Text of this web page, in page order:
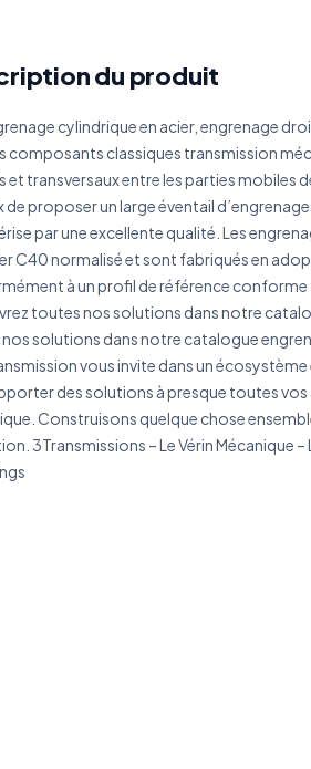
du produit
cylindrique en acier, engrenage
composants classiques transmission
transversaux entre les parties mobiles
de proposer un large éventail
par une excellente qualité. Les
C40 normalisé et sont fabriqués en
à un profil de référence conforme
toutes nos solutions dans notre
solutions dans notre catalogue
vous invite dans un
des solutions à presque toutes
Construisons quelque chose
3Transmissions – Le Vérin Mécanique –